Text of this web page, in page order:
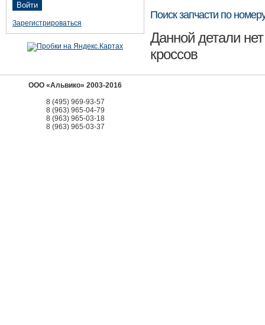
Зарегистрироваться
Поиск запчасти по
Данной детали
кроссов
ООО «Альвико» 2003-2016
8 (495) 969-93-57
8 (963) 965-04-79
8 (963) 965-03-18
8 (963) 965-03-37